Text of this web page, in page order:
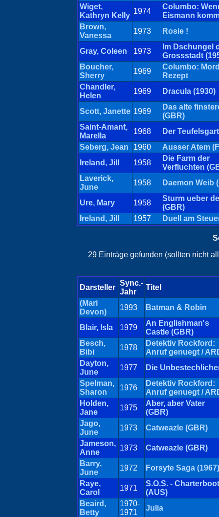
Wiget,
Kathryn Kelly
1974
Columbo:
Eismann
Brown,
Vanessa
1973 Rosie !
Gray, Coleen 1973
Im Dschungel
Grossstadt
Boucher,
Sherry
1969
Columbo:
Rezept
Chandler,
Helen
1969 Dracula (1930)
Scott, Janette 1969
Das alte
(GBR)
Saint-Amant,
Marella
1968
Der
Seberg, Jean
1960
Ausser Atem
Ireland, Jill
1958
Die Farm der
Verfluchten
Laverick,
June
1958 Daemon Weib
Ure, Mary 1958
Sturm ueber
(GBR)
Ireland, Jill
1957 Duell am
29 Einträge gefunden (sollten nicht
Darsteller
Sync.-
Jahr
Titel
(Mari
Devon)
1993 Batman & Robin
Blair, Isla 1979
An Englishman's
Castle (GBR)
Besch,
Bibi
1978
Detektiv Rockford:
Anruf genuegt /
Dayton,
June
1977
Die
Spelman,
Sharon
1976
Detektiv Rockford:
Anruf genuegt /
Holden,
Jane
1975
Aber, aber Vater
(GBR)
Jago,
June
1973
Catweazle (GBR)
Jameson,
Anne
1973
Catweazle (GBR)
Barry,
June
1972
Forsyte Saga (1967)
Raye,
Carol
1971
S.O.S. -
(AUS)
Beaird,
Betty
1970-
1971
Julia